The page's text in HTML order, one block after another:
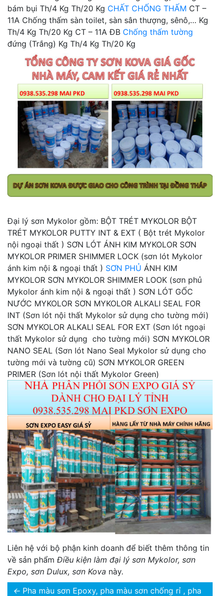
bám bụi Th/4 Kg Th/20 Kg CHẤT CHỐNG THẤM CT –
11A Chống thấm sàn toilet, sàn sân thượng, sênô,… Kg
Th/4 Kg Th/20 Kg CT – 11A ĐB Chống thấm tường
đứng (Trắng) Kg Th/4 Kg Th/20 Kg
Đại lý sơn Mykolor gồm: BỘT TRÉT MYKOLOR BỘT
TRÉT MYKOLOR PUTTY INT & EXT ( Bột trét Mykolor
nội ngoại thất ) SƠN LÓT ÁNH KIM MYKOLOR SƠN
MYKOLOR PRIMER SHIMMER LOCK (sơn lót Mykolor
ánh kim nội & ngoại thất ) SƠN PHỦ ÁNH KIM
MYKOLOR SƠN MYKOLOR SHIMMER LOOK (sơn phủ
Mykolor ánh kim nội & ngoại thất ) SƠN LÓT GỐC
NƯỚC MYKOLOR SƠN MYKOLOR ALKALI SEAL FOR
INT (Sơn lót nội thất Mykolor sử dụng cho tường mới)
SƠN MYKOLOR ALKALI SEAL FOR EXT (Sơn lót ngoại
thất Mykolor sử dụng cho tường mới) SƠN MYKOLOR
NANO SEAL (Sơn lót Nano Seal Mykolor sử dụng cho
tường mới và tường cũ) SƠN MYKOLOR GREEN
PRIMER (Sơn lót nội thất Mykolor Green)
Liên hệ với bộ phận kinh doanh để biết thêm thông tin
về sản phẩm Điều kiện làm đại lý sơn Mykolor, sơn
Expo, sơn Dulux, sơn Kova này.
← Pha màu sơn Epoxy, pha màu sơn chống rỉ , pha